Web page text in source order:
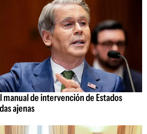
manual de intervención de Estados
ajenas